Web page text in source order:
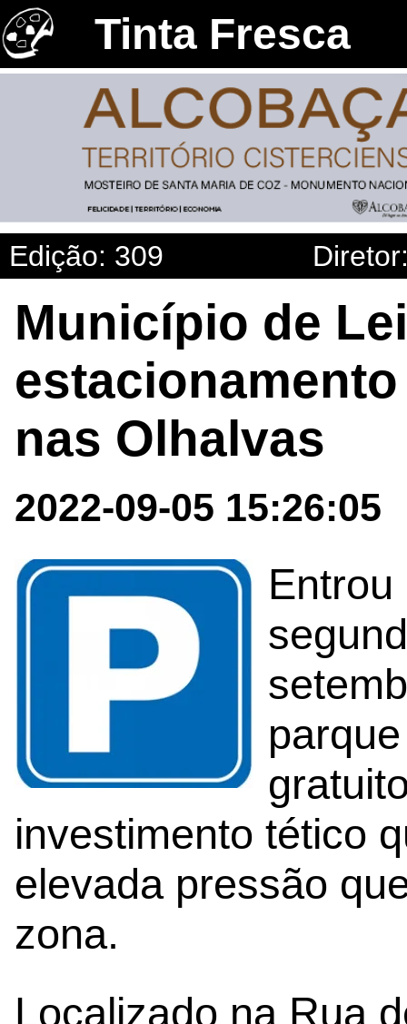
Tinta Fresca
Edição: 309
Município de
nas Olhalvas
2022-09-05 15:26:05
investimento tético
elevada pressão
zona.
Localizado na Rua